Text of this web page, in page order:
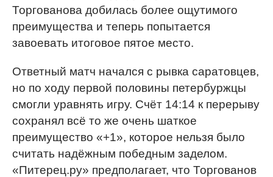
Торгованова добилась более ощутимого
преимущества и теперь попытается
завоевать итоговое пятое место.
Ответный матч начался с рывка саратовцев,
но по ходу первой половины петербуржцы
смогли уравнять игру. Счёт 14:14 к перерыву
сохранял всё то же очень шаткое
преимущество «+1», которое нельзя было
считать надёжным победным заделом.
«Питерец.ру» предполагает, что Торгованов